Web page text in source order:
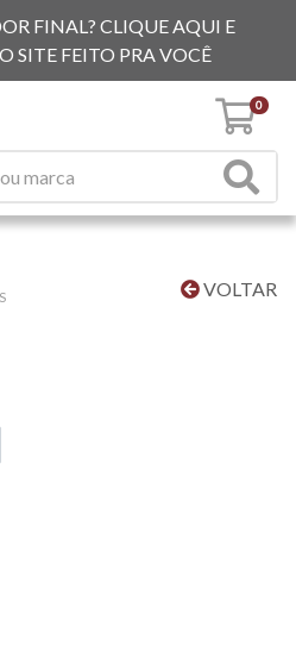
FINAL? CLIQUE AQUI E
SITE FEITO PRA VOCÊ
0
VOLTAR